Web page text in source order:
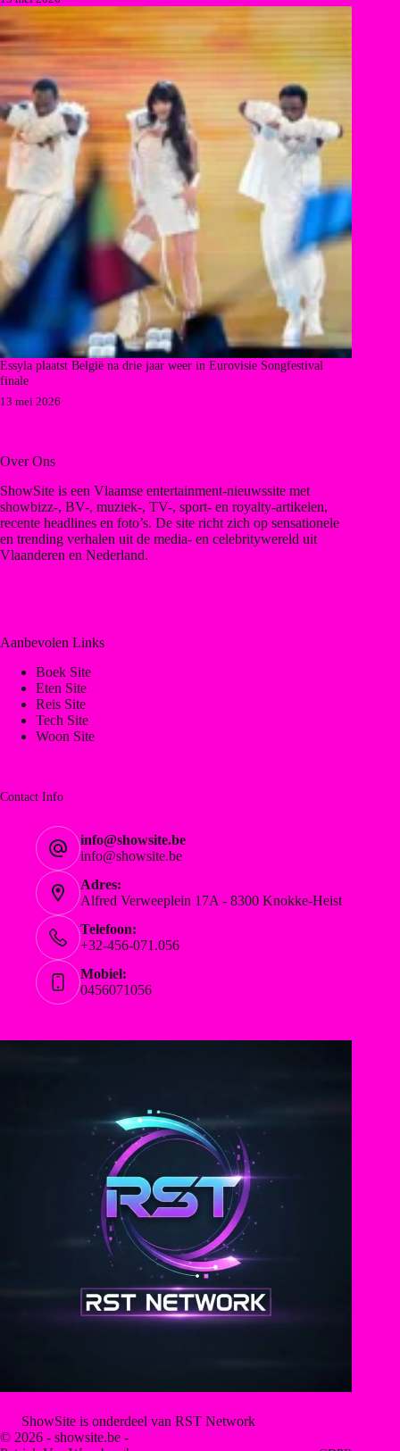
Essyla plaatst België na drie jaar weer in Eurovisie Songfestival
finale
13 mei 2026
Over Ons
ShowSite is een Vlaamse entertainment-nieuwssite met
showbizz-, BV-, muziek-, TV-, sport- en royalty-artikelen,
recente headlines en foto’s. De site richt zich op sensationele
en trending verhalen uit de media- en celebritywereld uit
Vlaanderen en Nederland.
Aanbevolen Links
Boek Site
Eten Site
Reis Site
Tech Site
Woon Site
Contact Info
info@showsite.be
info@showsite.be
Adres:
Alfred Verweeplein 17A - 8300 Knokke-Heist
Telefoon:
+32-456-071.056
Mobiel:
0456071056
ShowSite is onderdeel van RST Network
© 2026 - showsite.be -